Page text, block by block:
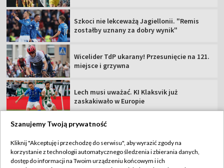
Szkoci nie lekceważą Jagiellonii. "Remis
zostałby uznany za dobry wynik"
Wicelider TdP ukarany! Przesunięcie na 121.
miejsce i grzywna
Lech musi uważać. KI Klaksvik już
zaskakiwało w Europie
TVP
Szanujemy Twoją prywatność
Kliknij "Akceptuję i przechodzę do serwisu", aby wyrazić zgody na
korzystanie z technologii automatycznego śledzenia i zbierania danych,
dostęp do informacji na Twoim urządzeniu końcowym i ich